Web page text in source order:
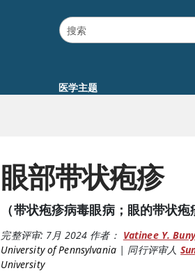
医学主题
眼部带状疱疹
（带状疱疹病毒眼病；眼的带状
完整评审: 7月 2024 作者： Vatinee Y.
University of Pennsylvania | 同行评审人
University